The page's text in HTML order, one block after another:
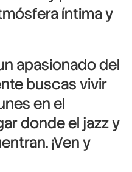
íntima y
apasionado del
buscas vivir
en el
donde el jazz y
¡Ven y